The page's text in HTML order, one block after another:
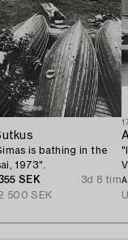
is bathing in the
1973".
SEK
3d 8 tim
500 SEK